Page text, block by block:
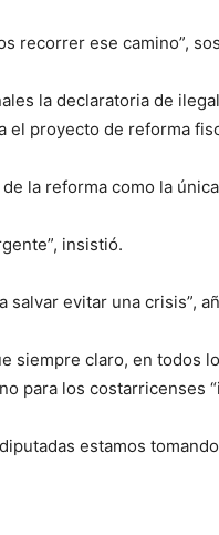
recorrer ese camino”,
la declaratoria de
el proyecto de reforma
la reforma como la
insistió.
salvar evitar una crisis”,
siempre claro, en
para los costarricenses
estamos